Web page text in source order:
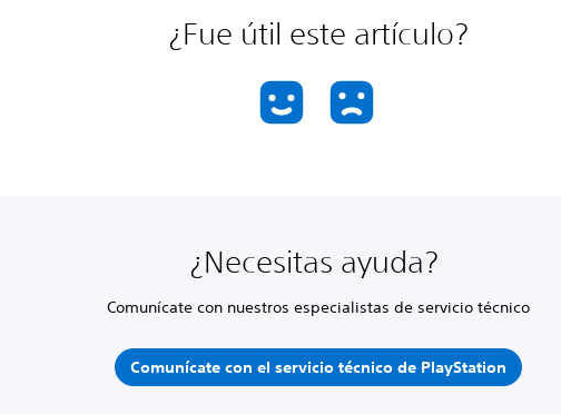
¿Fue útil este artículo?
¿Necesitas ayuda?
Comunícate con nuestros especialistas de servicio técnico
Comunícate con el servicio técnico de PlayStation